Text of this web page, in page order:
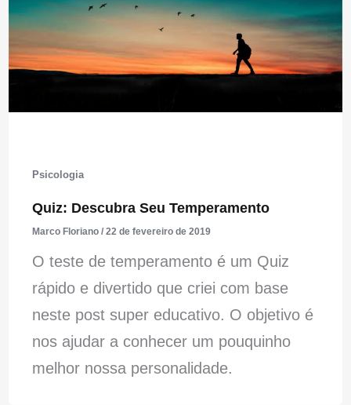
Psicologia
Quiz: Descubra Seu Temperamento
Marco Floriano / 22 de fevereiro de 2019
O teste de temperamento é um Quiz
rápido e divertido que criei com base
neste post super educativo. O objetivo é
nos ajudar a conhecer um pouquinho
melhor nossa personalidade.